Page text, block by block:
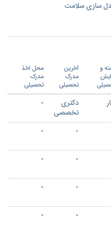
سازی سلامت
و
آخرین
مدرک
تحصیلی
محل اخذ
مدرک
تحصیلی
دکتری
تخصصی
-
-
-
-
-
-
-
-
-